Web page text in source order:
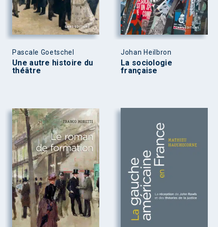
Pascale Goetschel
Une autre histoire du
théâtre
Johan Heilbron
La sociologie
française